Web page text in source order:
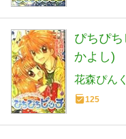
ぴちぴ
かよし)
花森ぴんく
125